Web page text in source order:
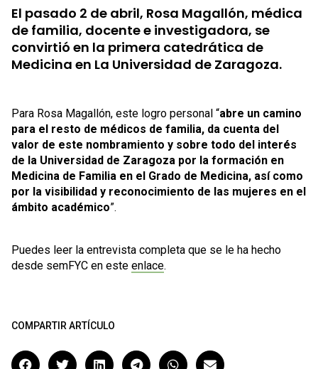
El pasado 2 de abril, Rosa Magallón, médica
de familia, docente e investigadora, se
convirtió en la primera catedrática de
Medicina en La Universidad de Zaragoza.
Para Rosa Magallón, este logro personal “abre un camino
para el resto de médicos de familia, da cuenta del
valor de este nombramiento y sobre todo del interés
de la Universidad de Zaragoza por la formación en
Medicina de Familia en el Grado de Medicina, así como
por la visibilidad y reconocimiento de las mujeres en el
ámbito académico”.
Puedes leer la entrevista completa que se le ha hecho
desde semFYC en este enlace.
COMPARTIR ARTÍCULO